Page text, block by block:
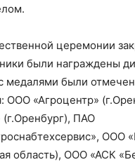
церемонии
были награждены
медалями были
ООО «Агроцентр»
(г.Оренбург), ПАО
ООО
область), ООО «АСК